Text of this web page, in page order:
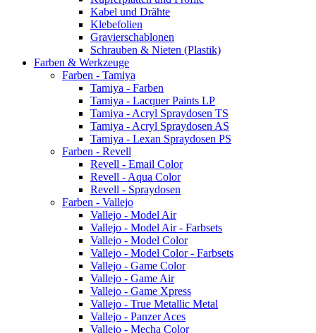
Kabel und Drähte
Klebefolien
Gravierschablonen
Schrauben & Nieten (Plastik)
Farben & Werkzeuge
Farben - Tamiya
Tamiya - Farben
Tamiya - Lacquer Paints LP
Tamiya - Acryl Spraydosen TS
Tamiya - Acryl Spraydosen AS
Tamiya - Lexan Spraydosen PS
Farben - Revell
Revell - Email Color
Revell - Aqua Color
Revell - Spraydosen
Farben - Vallejo
Vallejo - Model Air
Vallejo - Model Air - Farbsets
Vallejo - Model Color
Vallejo - Model Color - Farbsets
Vallejo - Game Color
Vallejo - Game Air
Vallejo - Game Xpress
Vallejo - True Metallic Metal
Vallejo - Panzer Aces
Vallejo - Mecha Color